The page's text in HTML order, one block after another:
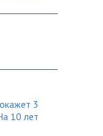
3
10 лет